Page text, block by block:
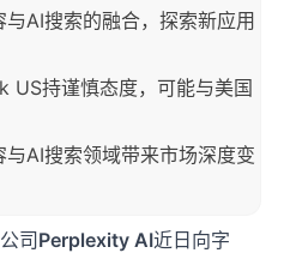
AI搜索的融合，探索新应用
持谨慎态度，可能与美国
AI搜索领域带来市场深度变
司 Perplexity AI近日向字